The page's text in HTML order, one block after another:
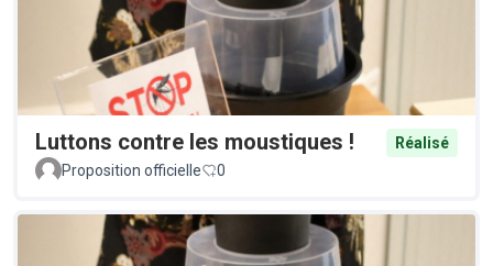
Luttons contre les moustiques !
Réalisé
Proposition officielle
0